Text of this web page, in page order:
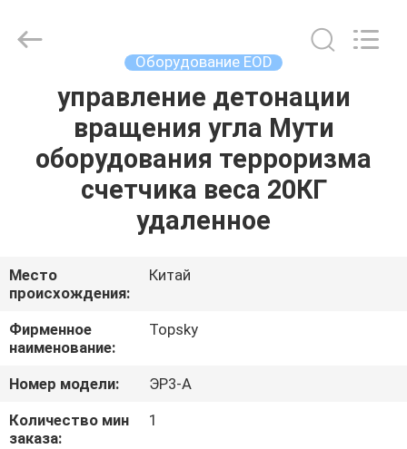
ДОМ
ПРОДУКТЫ
ПУТЕШЕСТВИЕ
ФАБРИКИ
ПРОВЕРКА
КАЧЕСТВА
Century Holding Co.,Ltd.
Оборудование EOD
управление детонации
вращения угла Мути
оборудования терроризма
счетчика веса 20КГ
удаленное
Место
происхождения:
Китай
Фирменное
наименование:
Topsky
Номер модели:
ЭР3-А
Количество мин
заказа:
1